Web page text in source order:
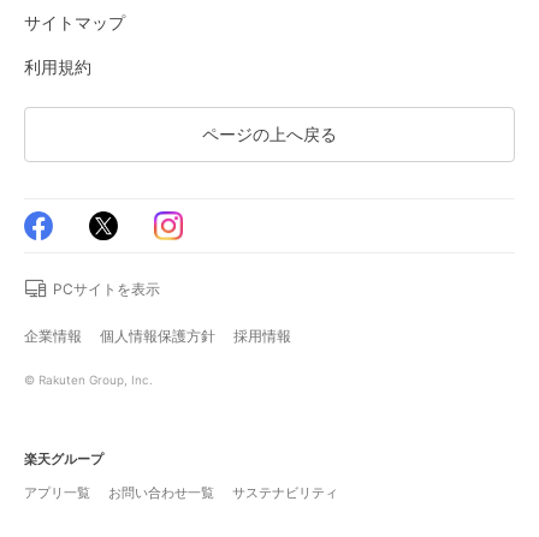
サイトマップ
利用規約
ページの上へ戻る
PCサイトを表示
企業情報 個人情報保護方針 採用情報
© Rakuten Group, Inc.
楽天グループ
アプリ一覧
お問い合わせ一覧 サステナビリティ